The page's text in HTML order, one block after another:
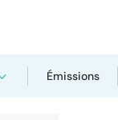
Émissions